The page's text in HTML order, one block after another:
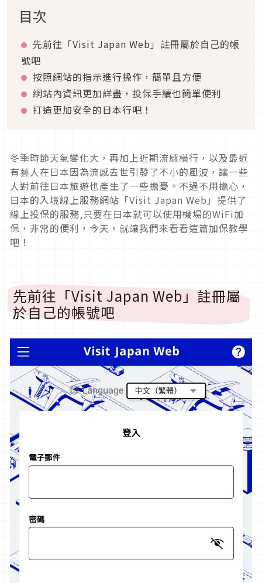
目次
先前往「Visit Japan Web 」註冊屬於自己的帳
號吧
按照網站的指示進行操作，簡單且方便
網站內資訊更加詳盡，投保手續也簡單便利
打造更加安全的日本行吧！
冬季時節天氣變化大，再加上近期流感橫行，以及最近
有藝人在日本因為流感去世引發了不小的風波，讓一些
人對前往日本旅遊也產生了一些擔憂。不過不用擔心，
日本的入境線上服務網站「Visit Japan Web 」提供了
線上投保的服務,只要在日本就可以使用機場的WiFi加
保，非常的便利，今天，就讓我們來看看這篇加保教學
吧！
先前往「Visit Japan Web」註冊屬
於自己的帳號吧